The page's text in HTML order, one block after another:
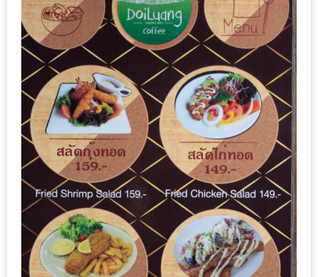
งาน
แฟร์
เรื่อง
บ้าน
ที่
ทุก
คน
ต้อง
มา
พบ
สินค้า
เรื่อง
บ้าน
คุ้ม